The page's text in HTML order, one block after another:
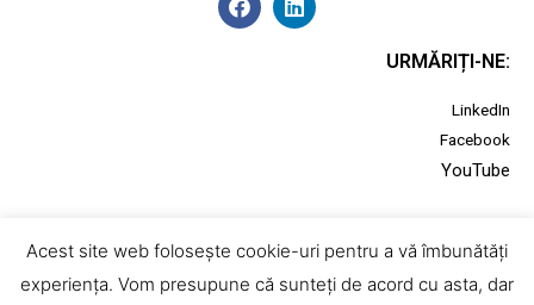
URMĂRIȚI-NE:
LinkedIn
Facebook
YouTube
© 2022 Konica Minolta Business Solutions Romania
Acest site web folosește cookie-uri pentru a vă îmbunătăți
experiența. Vom presupune că sunteți de acord cu asta, dar